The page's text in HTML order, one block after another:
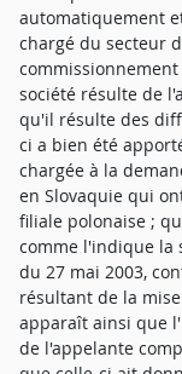
automatiquement
chargé du secteur
société résulte de
qu'il résulte des
ci a bien été
chargée à la
en Slovaquie qui
filiale polonaise ;
comme l'indique la
du 27 mai 2003,
résultant de la
apparaît ainsi que
de l'appelante